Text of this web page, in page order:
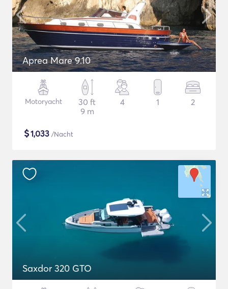
Aprea Mare 9.10
Motoryacht
30 ft
9 m
4 1 2
$1,033 /Nacht
Saxdor 320 GTO